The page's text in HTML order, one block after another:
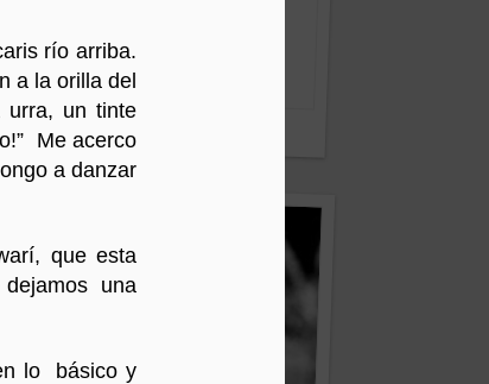
río arriba.
a la orilla del
urra, un tinte
Me acerco
a danzar
que esta
dejamos una
lo básico y
What a wonderful world